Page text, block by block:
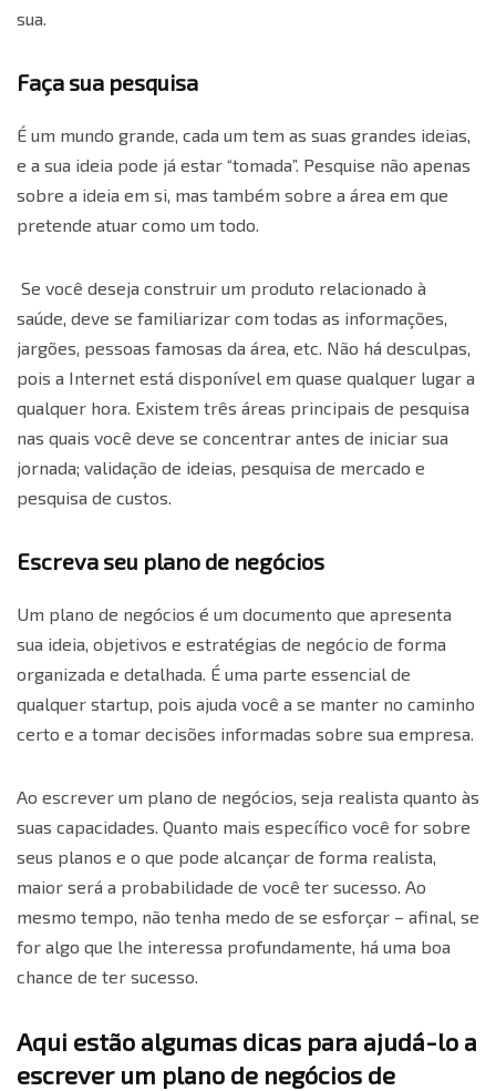
sua.
Faça sua pesquisa
É um mundo grande, cada um tem as suas grandes ideias,
e a sua ideia pode já estar “tomada”. Pesquise não apenas
sobre a ideia em si, mas também sobre a área em que
pretende atuar como um todo.
Se você deseja construir um produto relacionado à
saúde, deve se familiarizar com todas as informações,
jargões, pessoas famosas da área, etc. Não há desculpas,
pois a Internet está disponível em quase qualquer lugar a
qualquer hora. Existem três áreas principais de pesquisa
nas quais você deve se concentrar antes de iniciar sua
jornada; validação de ideias, pesquisa de mercado e
pesquisa de custos.
Escreva seu plano de negócios
Um plano de negócios é um documento que apresenta
sua ideia, objetivos e estratégias de negócio de forma
organizada e detalhada. É uma parte essencial de
qualquer startup, pois ajuda você a se manter no caminho
certo e a tomar decisões informadas sobre sua empresa.
Ao escrever um plano de negócios, seja realista quanto às
suas capacidades. Quanto mais específico você for sobre
seus planos e o que pode alcançar de forma realista,
maior será a probabilidade de você ter sucesso. Ao
mesmo tempo, não tenha medo de se esforçar – afinal, se
for algo que lhe interessa profundamente, há uma boa
chance de ter sucesso.
Aqui estão algumas dicas para ajudá-lo a
escrever um plano de negócios de